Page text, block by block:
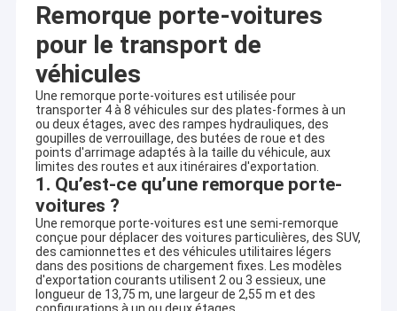
Remorque porte-voitures
pour le transport de
véhicules
Une remorque porte-voitures est utilisée pour
transporter 4 à 8 véhicules sur des plates-formes à un
ou deux étages, avec des rampes hydrauliques, des
goupilles de verrouillage, des butées de roue et des
points d'arrimage adaptés à la taille du véhicule, aux
limites des routes et aux itinéraires d'exportation.
1. Qu’est-ce qu’une remorque porte-
voitures ?
Une remorque porte-voitures est une semi-remorque
conçue pour déplacer des voitures particulières, des SUV,
des camionnettes et des véhicules utilitaires légers
dans des positions de chargement fixes. Les modèles
d'exportation courants utilisent 2 ou 3 essieux, une
longueur de 13,75 m, une largeur de 2,55 m et des